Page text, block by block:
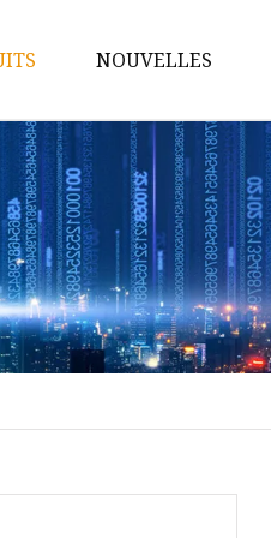
de draps
NOUVELLES